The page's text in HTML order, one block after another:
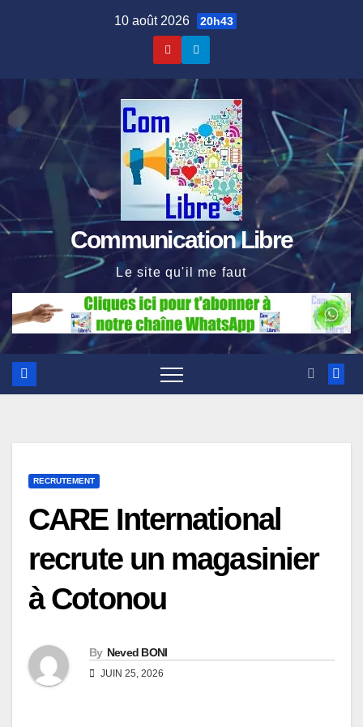
10 août 2026 20h43
Communication Libre
Le site qu'il me faut
RECRUTEMENT
CARE International
recrute un magasinier
à Cotonou
By Neved BONI
JUIN 25, 2026